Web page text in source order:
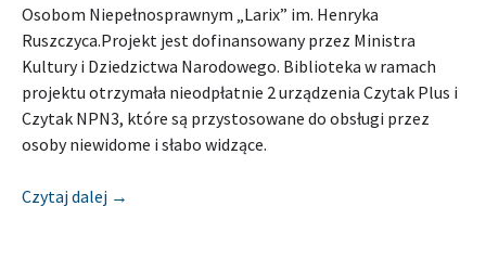
Osobom Niepełnosprawnym „Larix” im. Henryka
Ruszczyca.Projekt jest dofinansowany przez Ministra
Kultury i Dziedzictwa Narodowego. Biblioteka w ramach
projektu otrzymała nieodpłatnie 2 urządzenia Czytak Plus i
Czytak NPN3, które są przystosowane do obsługi przez
osoby niewidome i słabo widzące.
Czytaj dalej [Relacja] MIEJSKA I POWIATOWA BIBLIOTEKA
→